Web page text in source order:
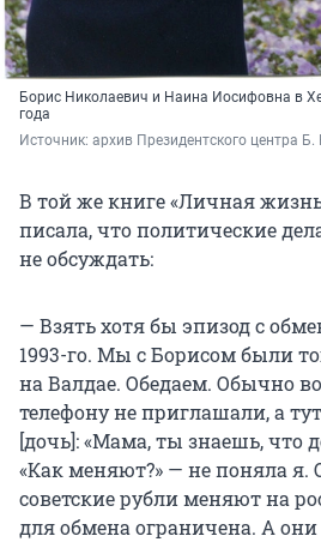
Борис Николаевич и Наина Иосифовна в
года
Источник: архив Президентского центра
В той же книге «Личная
писала, что политические
не обсуждать:
— Взять хотя бы эпизод с
1993-го. Мы с Борисом были
на Валдае. Обедаем. Обычно
телефону не приглашали, а
[дочь]: «Мама, ты знаешь, что
«Как меняют?» — не поняла я.
советские рубли меняют на
для обмена ограничена. А они